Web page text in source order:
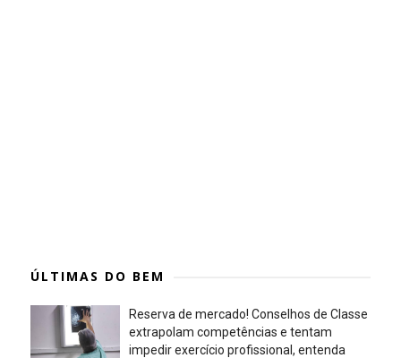
ÚLTIMAS DO BEM
Reserva de mercado! Conselhos de Classe
extrapolam competências e tentam
impedir exercício profissional, entenda